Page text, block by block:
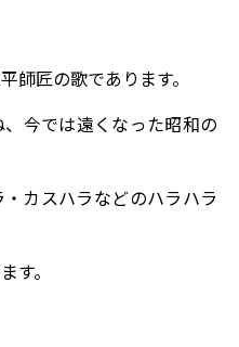
師匠の歌であります。
今では遠くなった昭和の
カスハラなどのハラハラ
す。